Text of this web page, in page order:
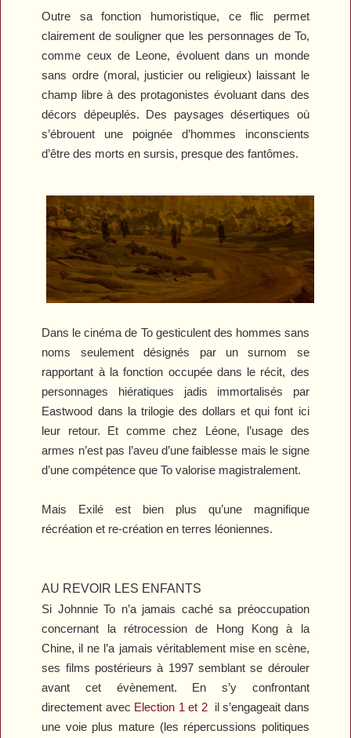
Outre sa fonction humoristique, ce flic permet
clairement de souligner que les personnages de To,
comme ceux de Leone, évoluent dans un monde
sans ordre (moral, justicier ou religieux) laissant le
champ libre à des protagonistes évoluant dans des
décors dépeuplés. Des paysages désertiques où
s’ébrouent une poignée d’hommes inconscients
d’être des morts en sursis, presque des fantômes.
Dans le cinéma de To gesticulent des hommes sans
noms seulement désignés par un surnom se
rapportant à la fonction occupée dans le récit, des
personnages hiératiques jadis immortalisés par
Eastwood dans la trilogie des dollars et qui font ici
leur retour. Et comme chez Léone, l’usage des
armes n’est pas l’aveu d’une faiblesse mais le signe
d’une compétence que To valorise magistralement.
Mais Exilé est bien plus qu’une magnifique
récréation et re-création en terres léoniennes.
AU REVOIR LES ENFANTS
Si Johnnie To n’a jamais caché sa préoccupation
concernant la rétrocession de Hong Kong à la
Chine, il ne l’a jamais véritablement mise en scène,
ses films postérieurs à 1997 semblant se dérouler
avant cet évènement. En s’y confrontant
directement avec Election 1 et 2il s’engageait dans
une voie plus mature (les répercussions politiques